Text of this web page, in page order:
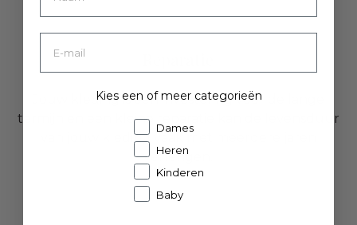
Jouw kleding is een investering voor de lange
termijn en een kleine reparatie kan de levensduur
van jouw kleding vaak met meerdere jaren
verlengen.
Kies een of meer categorieën
Dames
Heren
Kinderen
Baby